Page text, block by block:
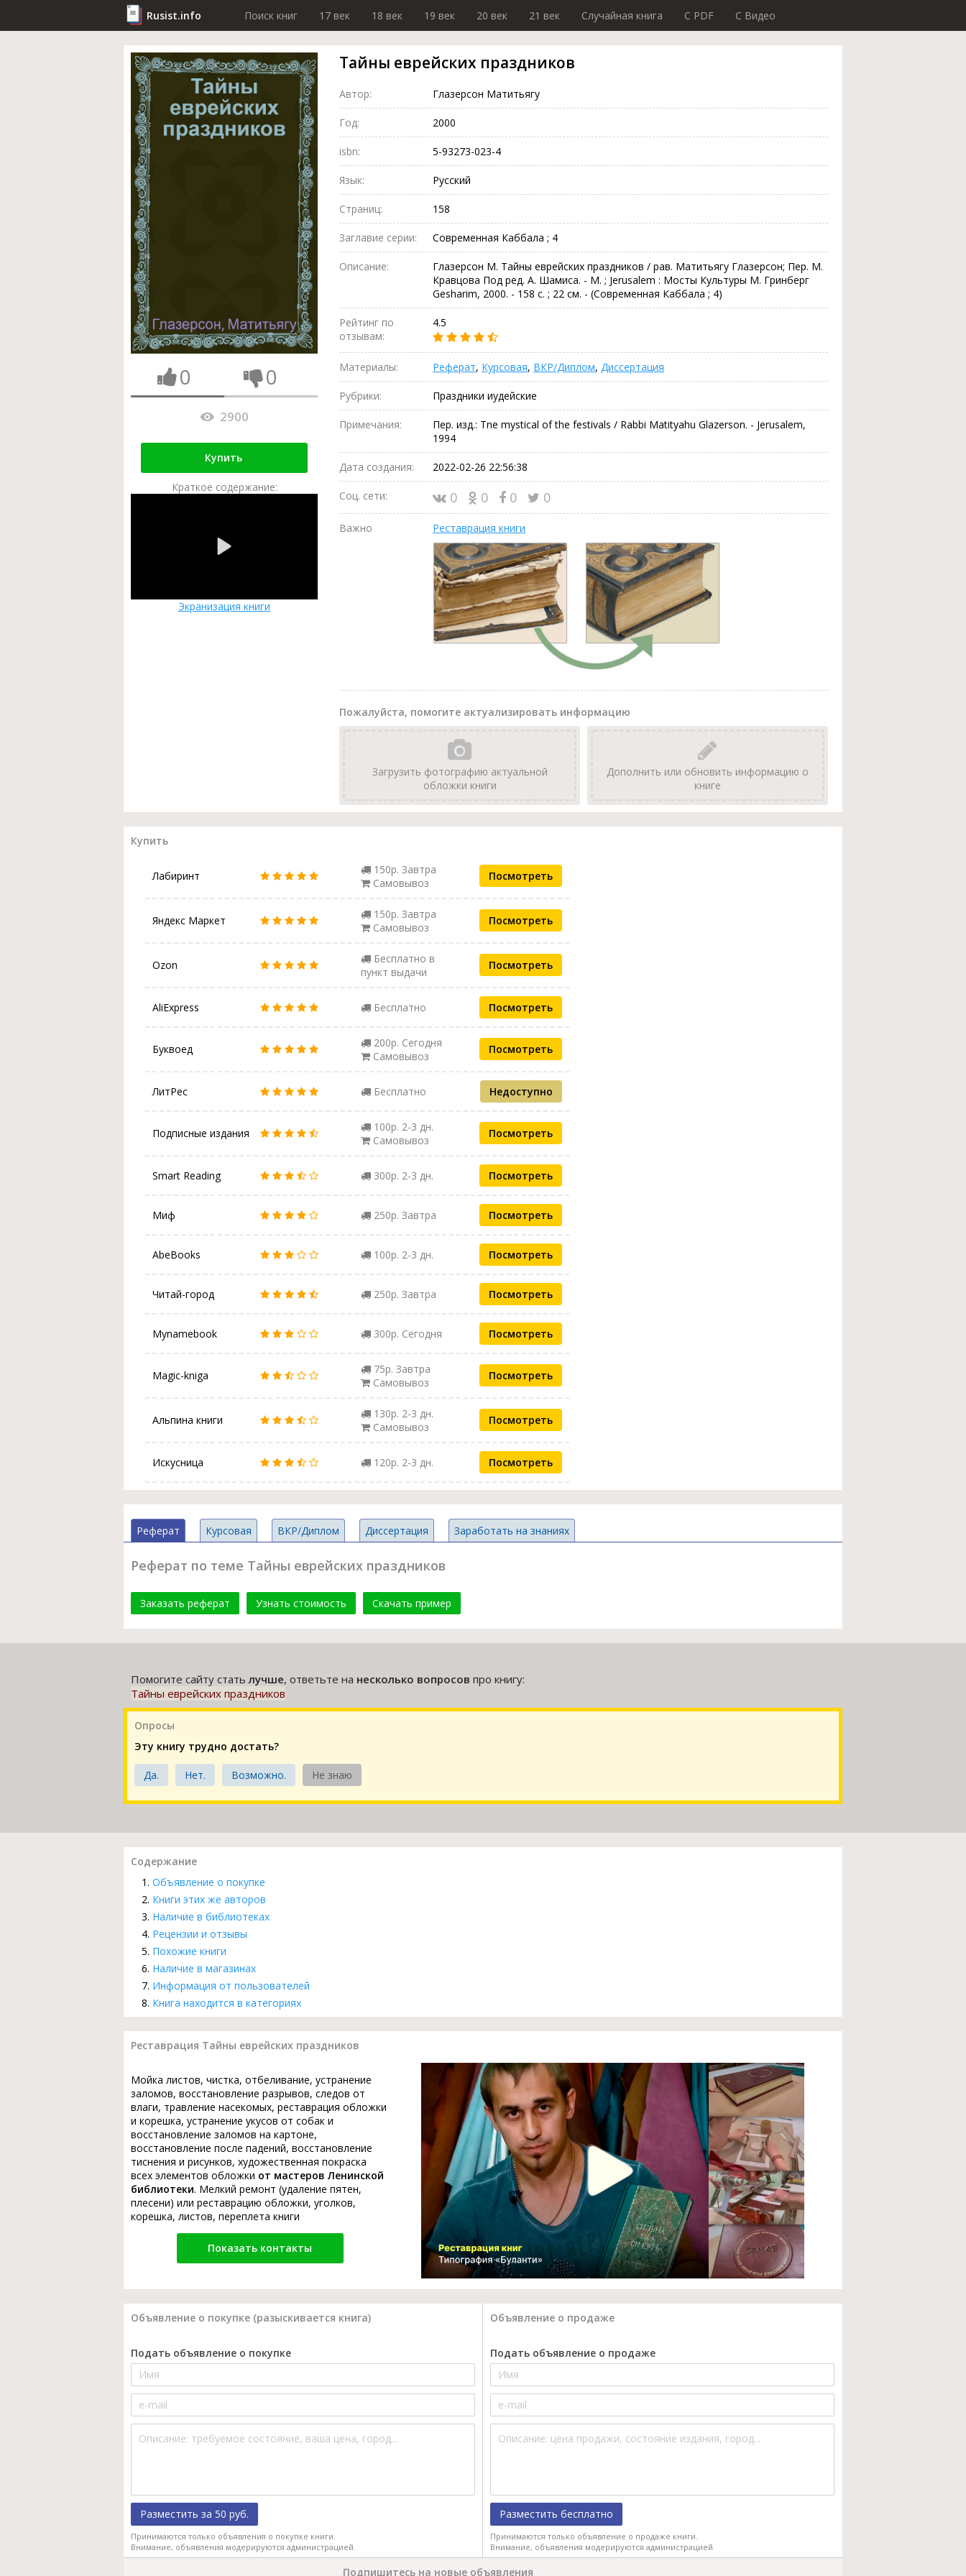
Rusist.info Поиск книг 17 век 18 век 19 век 20 век 21 век Случайная книга C PDF C Видео
0 0
2900
Купить
Краткое содержание:
Экранизация книги
Тайны еврейских праздников
Автор: Глазерсон Матитьягу
Год: 2000
isbn: 5-93273-023-4
Язык: Русский
Страниц: 158
Заглавие серии: Современная Каббала ; 4
Описание:
Глазерсон М. Тайны еврейских праздников / рав. Матитьягу Глазерсон; Пер. М.
Кравцова Под ред. А. Шамиса. - М. ; Jerusalem : Мосты Культуры М. Гринберг
Gesharim, 2000. - 158 с. ; 22 см. - (Современная Каббала ; 4)
Рейтинг по
отзывам:
4.5
Материалы: Реферат, Курсовая, ВКР/Диплом, Диссертация
Рубрики: Праздники иудейские
Примечания:
Пер. изд.: Tne mystical of the festivals / Rabbi Matityahu Glazerson. - Jerusalem,
1994
Дата создания: 2022-02-26 22:56:38
Соц. сети: 0 0 0 0
Важно Реставрация книги
Пожалуйста, помогите актуализировать информацию
Загрузить фотографию актуальной
обложки книги
Дополнить или обновить информацию о
книге
Купить
Лабиринт
150р. Завтра
Самовывоз
Посмотреть
Яндекс Маркет
150р. Завтра
Самовывоз
Посмотреть
Ozon
Бесплатно в
пункт выдачи
Посмотреть
AliExpress Бесплатно Посмотреть
Буквоед
200р. Сегодня
Самовывоз
Посмотреть
ЛитРес Бесплатно Недоступно
Подписные издания
100р. 2-3 дн.
Самовывоз
Посмотреть
Smart Reading 300р. 2-3 дн. Посмотреть
Миф 250р. Завтра Посмотреть
AbeBooks 100р. 2-3 дн. Посмотреть
Читай-город 250р. Завтра Посмотреть
Mynamebook 300р. Сегодня Посмотреть
Magic-kniga
75р. Завтра
Самовывоз
Посмотреть
Альпина книги
130р. 2-3 дн.
Самовывоз
Посмотреть
Искусница 120р. 2-3 дн. Посмотреть
Реферат Курсовая ВКР/Диплом Диссертация Заработать на знаниях
Реферат по теме Тайны еврейских праздников
Заказать реферат Узнать стоимость Скачать пример
Помогите сайту статьлучше, ответьте на несколько вопросов про книгу:
Тайны еврейских праздников
Опросы
Эту книгу трудно достать?
Да. Нет. Возможно. Не знаю
Содержание
Объявление о покупке
Книги этих же авторов
Наличие в библиотеках
Рецензии и отзывы
Похожие книги
Наличие в магазинах
Информация от пользователей
Книга находится в категориях
Реставрация Тайны еврейских праздников
Мойка листов, чистка, отбеливание, устранение
заломов, восстановление разрывов, следов от
влаги, травление насекомых, реставрация обложки
и корешка, устранение укусов от собак и
восстановление заломов на картоне,
восстановление после падений, восстановление
тиснения и рисунков, художественная покраска
всех элементов обложки от мастеров Ленинской
библиотеки. Мелкий ремонт (удаление пятен,
плесени) или реставрацию обложки, уголков,
корешка, листов, переплета книги
Показать контакты
Объявление о покупке (разыскивается книга) Объявление о продаже
Подать объявление о покупке
Разместить за 50 руб.
Принимаются только объявления о покупке книги.
Внимание, объявления модерируются администрацией.
Подать объявление о продаже
Разместить бесплатно
Принимаются только объявление о продаже книги.
Внимание, объявления модерируются администрацией.
Подпишитесь на новые объявления